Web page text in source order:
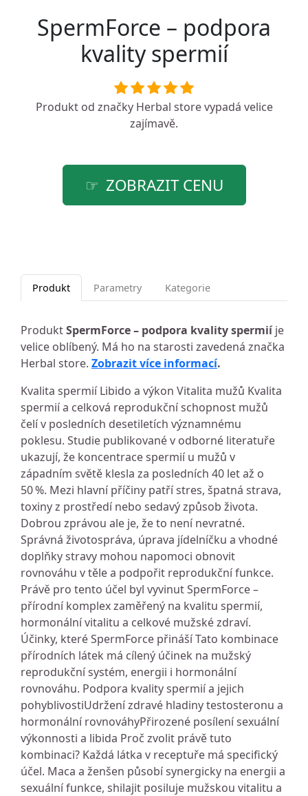
SpermForce – podpora
kvality spermií
Produkt od značky Herbal storevypadá velice
zajímavě.
ZOBRAZIT CENU
Produkt Parametry Kategorie
ProduktSpermForce – podpora kvality spermiíje
velice oblíbený. Má ho na starosti zavedená značka
Herbal store. Zobrazit více informací.
Kvalita spermií Libido a výkon Vitalita mužů Kvalita
spermií a celková reprodukční schopnost mužů
čelí v posledních desetiletích významnému
poklesu. Studie publikované v odborné literatuře
ukazují, že koncentrace spermií u mužů v
západním světě klesla za posledních 40 let až o
50 %. Mezi hlavní příčiny patří stres, špatná strava,
toxiny z prostředí nebo sedavý způsob života.
Dobrou zprávou ale je, že to není nevratné.
Správná životospráva, úprava jídelníčku a vhodné
doplňky stravy mohou napomoci obnovit
rovnováhu v těle a podpořit reprodukční funkce.
Právě pro tento účel byl vyvinut SpermForce –
přírodní komplex zaměřený na kvalitu spermií,
hormonální vitalitu a celkové mužské zdraví.
Účinky, které SpermForce přináší Tato kombinace
přírodních látek má cílený účinek na mužský
reprodukční systém, energii i hormonální
rovnováhu. Podpora kvality spermií a jejich
pohyblivostiUdržení zdravé hladiny testosteronu a
hormonální rovnováhyPřirozené posílení sexuální
výkonnosti a libida Proč zvolit právě tuto
kombinaci? Každá látka v receptuře má specifický
účel. Maca a ženšen působí synergicky na energii a
sexuální funkce, shilajit posiluje mužskou vitalitu a